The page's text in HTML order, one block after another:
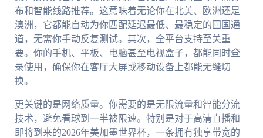
布和智能线路推荐。这意味着无论你在北美、欧洲还是
澳洲，它都能自动为你匹配延迟最低、最稳定的回国通
道，无需你手动反复测试。其次，全平台支持至关重
要。你的手机、平板、电脑甚至电视盒子，都能同时登
录使用，确保你在客厅大屏或移动设备上都能无缝切
换。
更关键的是网络质量。你需要的是无限流量和智能分流
技术，避免看球到一半被限速。特别是对于高清直播和
即将到来的2026年美加墨世界杯，一条拥有独享带宽的